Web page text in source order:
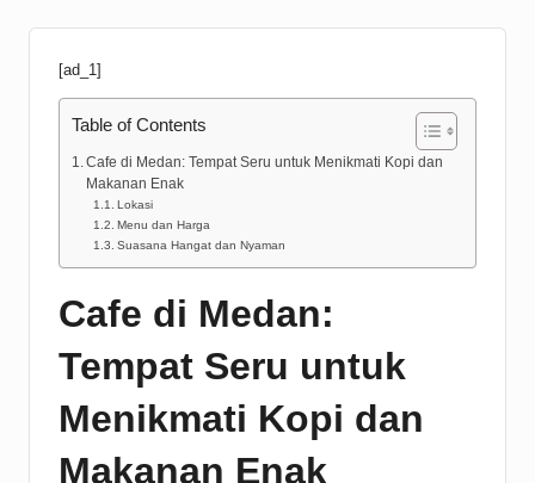
[ad_1]
Table of Contents
Cafe di Medan: Tempat Seru untuk Menikmati Kopi dan
Makanan Enak
Lokasi
Menu dan Harga
Suasana Hangat dan Nyaman
Cafe di Medan:
Tempat Seru untuk
Menikmati Kopi dan
Makanan Enak